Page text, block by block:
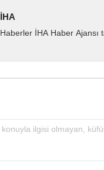
İHA
Haberler İHA Haber Ajansı